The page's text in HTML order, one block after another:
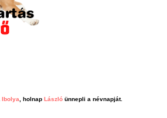
Ibolya , holnap László ünnepli a névnapját.